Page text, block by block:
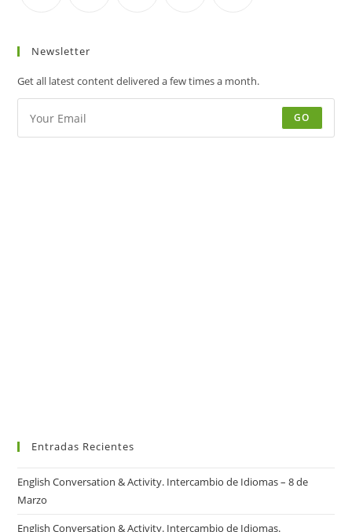
Newsletter
Get all latest content delivered a few times a month.
GO
Entradas Recientes
English Conversation & Activity. Intercambio de Idiomas – 8 de
Marzo
English Conversation & Activity. Intercambio de Idiomas.